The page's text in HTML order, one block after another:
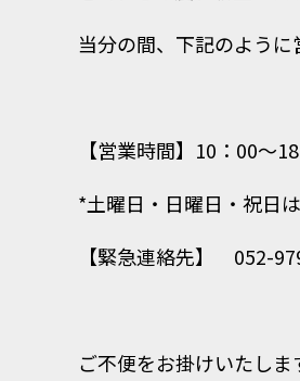
当分の間、下記のように
【営業時間】10：00～
*土曜日・日曜日・祝日
【緊急連絡先】 052-
ご不便をお掛けいたしま